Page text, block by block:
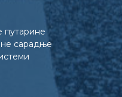
путарине
сарадње